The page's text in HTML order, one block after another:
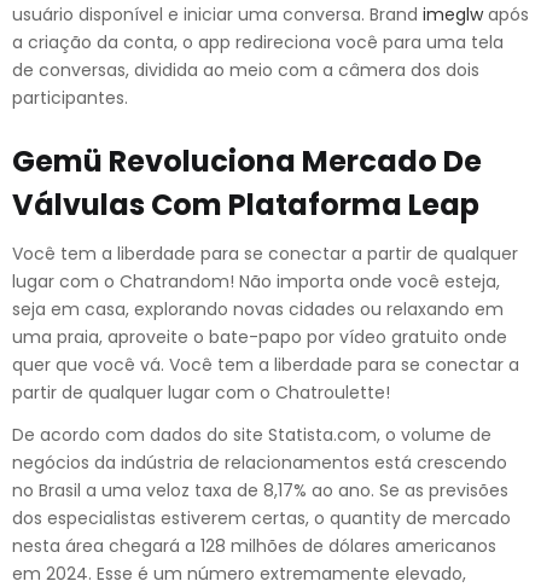
usuário disponível e iniciar uma conversa. Brand imeglwapós
a criação da conta, o app redireciona você para uma tela
de conversas, dividida ao meio com a câmera dos dois
participantes.
Gemü Revoluciona Mercado De
Válvulas Com Plataforma Leap
Você tem a liberdade para se conectar a partir de qualquer
lugar com o Chatrandom! Não importa onde você esteja,
seja em casa, explorando novas cidades ou relaxando em
uma praia, aproveite o bate-papo por vídeo gratuito onde
quer que você vá. Você tem a liberdade para se conectar a
partir de qualquer lugar com o Chatroulette!
De acordo com dados do site Statista.com, o volume de
negócios da indústria de relacionamentos está crescendo
no Brasil a uma veloz taxa de 8,17% ao ano. Se as previsões
dos especialistas estiverem certas, o quantity de mercado
nesta área chegará a 128 milhões de dólares americanos
em 2024. Esse é um número extremamente elevado,